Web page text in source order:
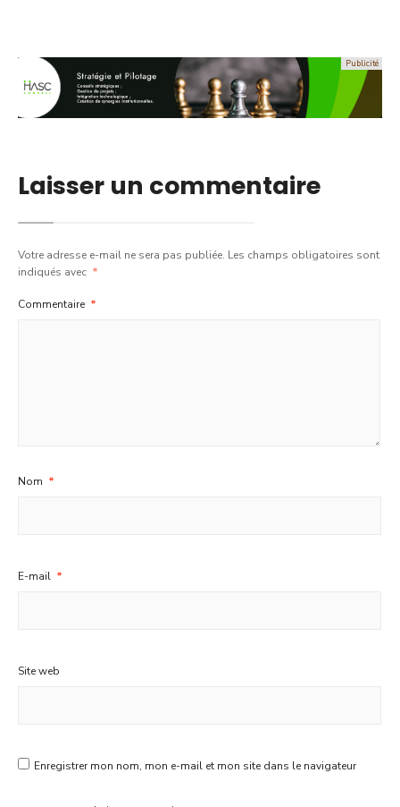
Laisser un commentaire
Votre adresse e-mail ne sera pas publiée. Les champs obligatoires sont
indiqués avec *
Commentaire *
Nom *
E-mail *
Site web
Enregistrer mon nom, mon e-mail et mon site dans le navigateur